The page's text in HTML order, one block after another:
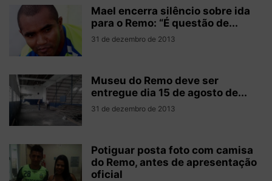
Mael encerra silêncio sobre ida
para o Remo: “É questão de...
31 de dezembro de 2013
Museu do Remo deve ser
entregue dia 15 de agosto de...
31 de dezembro de 2013
Potiguar posta foto com camisa
do Remo, antes de apresentação
oficial